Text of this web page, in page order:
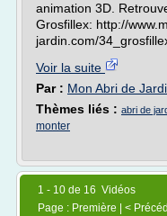
animation 3D.
Grosfillex: http://
jardin.com/
Voir la suite
Par : Mon Abri de
Thèmes liés : abri de
monter
1 - 10 de 16 Vidéos
Page : Première | <